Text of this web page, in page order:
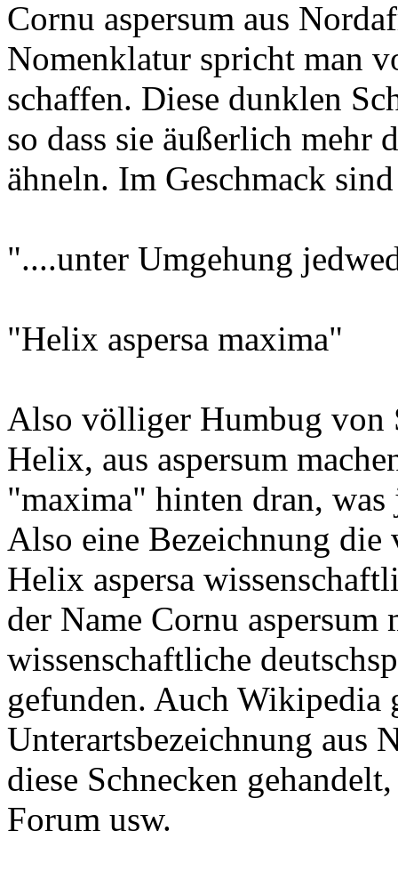
Cornu aspersum aus
Nomenklatur spricht man
schaffen. Diese dunklen
so dass sie äußerlich mehr
ähneln. Im Geschmack
"....unter Umgehung
"Helix aspersa maxima"
Also völliger Humbug von
Helix, aus aspersum
"maxima" hinten dran,
Also eine Bezeichnung
Helix aspersa
der Name Cornu aspersum
wissenschaftliche
gefunden. Auch Wikipedia
Unterartsbezeichnung aus
diese Schnecken
Forum usw.